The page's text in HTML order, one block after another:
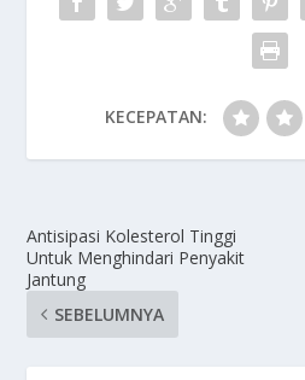
KECEPATAN:
Antisipasi Kolesterol Tinggi
Untuk Menghindari Penyakit
Jantung
SEBELUMNYA